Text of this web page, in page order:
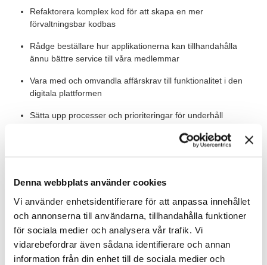
Denna webbplats använder cookies
Vi använder enhetsidentifierare för att anpassa innehållet
och annonserna till användarna, tillhandahålla funktioner
för sociala medier och analysera vår trafik. Vi
vidarebefordrar även sådana identifierare och annan
information från din enhet till de sociala medier och
Refaktorera komplex kod för att skapa en mer
förvaltningsbar kodbas
Rådge beställare hur applikationerna kan tillhandahålla
ännu bättre service till våra medlemmar
Vara med och omvandla affärskrav till funktionalitet i den
digitala plattformen
Sätta upp processer och prioriteringar för underhåll
I rollen får du ta mycket eget ansvar över ditt arbete men även
gemensamma mål. Du kommer att rapportera till vår CIO Sanna
Mauritzon, men teamet du arbetar i är självorganiserande.
Personen vi söker brinner för att utveckla gränssnitt med kod,
men det finns också möjlighet att bredda sig och utvecklas inom